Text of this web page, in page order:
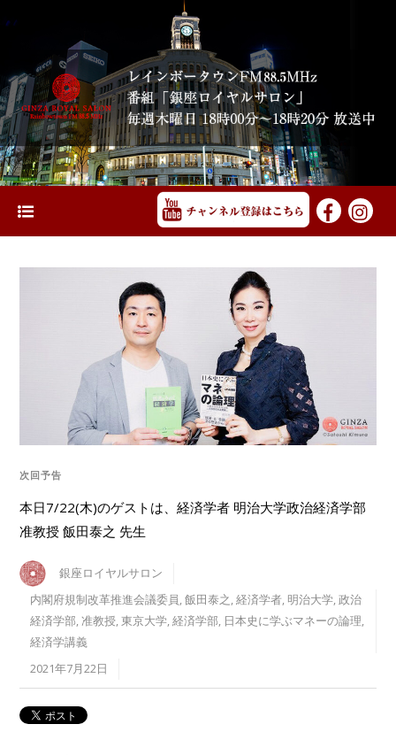
次回予告
本日7/22(木)のゲストは、経済学者 明治大学政治経済学部
准教授 飯田泰之 先生
銀座ロイヤルサロン
内閣府規制改革推進会議委員,飯田泰之,経済学者, 明治大学,政治
経済学部,准教授,東京大学,経済学部, 日本史に学ぶマネーの論理,
経済学講義
2021年7月22日